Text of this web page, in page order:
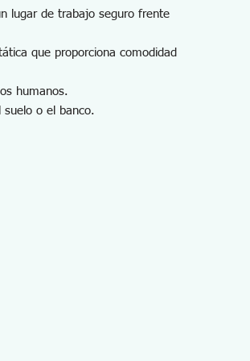
lugar de trabajo seguro frente
que proporciona comodidad
humanos.
suelo o el banco.